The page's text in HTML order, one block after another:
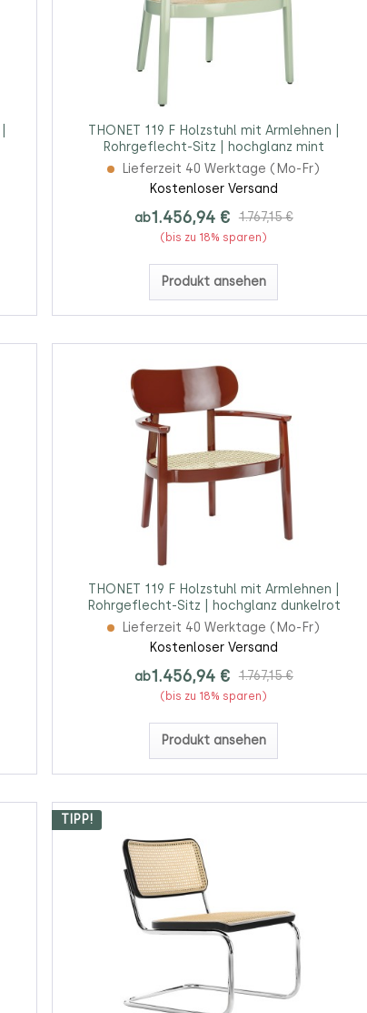
THONET 119 F Holzstuhl mit Armlehnen |
Rohrgeflecht-Sitz | hochglanz mint
Lieferzeit 40 Werktage (Mo-Fr)
Kostenloser Versand
ab1.456,94 € 1.767,15 €
(bis zu 18% sparen)
Produkt ansehen
THONET 119 F Holzstuhl mit Armlehnen |
Rohrgeflecht-Sitz | hochglanz dunkelrot
Lieferzeit 40 Werktage (Mo-Fr)
Kostenloser Versand
ab1.456,94 € 1.767,15 €
(bis zu 18% sparen)
Produkt ansehen
TIPP!